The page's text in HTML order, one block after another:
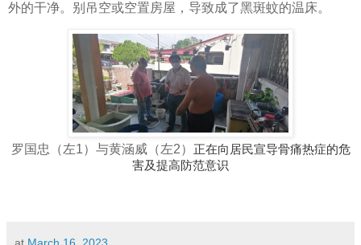
外的干净。别吊空或空置房屋，导致成了黑斑蚊的温床。
罗国忠（左1）与黄涵威（左2） 正在向居民宣导骨痛热症的危
害及提高防范意识